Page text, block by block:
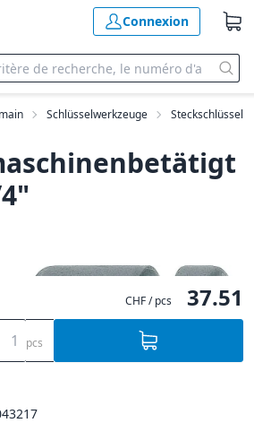
Connexion
Schlüsselwerkzeuge Steckschlüssel
CHF / pcs 37.51
pcs